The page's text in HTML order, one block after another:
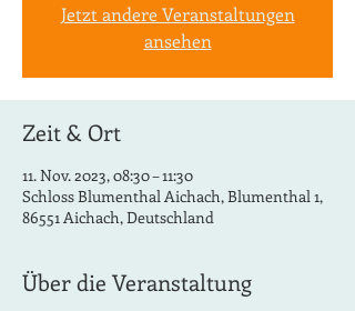
Jetzt andere Veranstaltungen
ansehen
Zeit & Ort
11. Nov. 2023, 08:30 – 11:30
Schloss Blumenthal Aichach, Blumenthal 1,
86551 Aichach, Deutschland
Über die Veranstaltung